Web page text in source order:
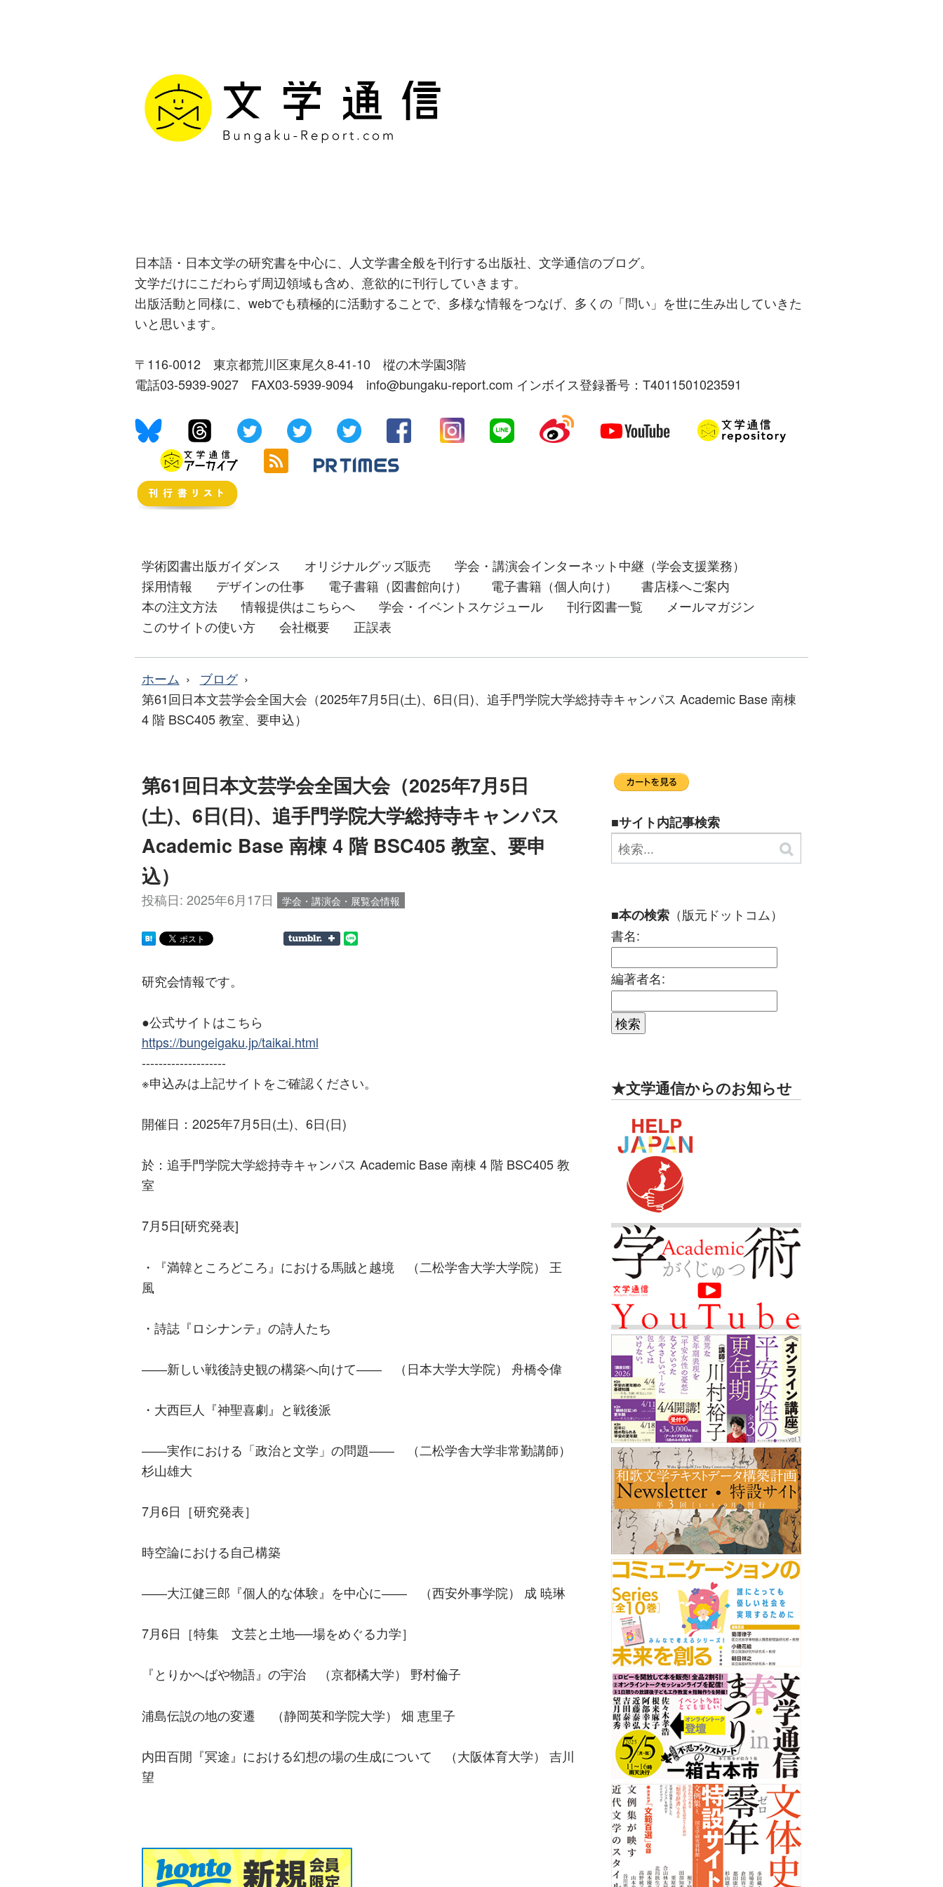
日本語・日本文学の研究書を中心に、人文学書全般を刊行する出版社、文学通信のブログ。
文学だけにこだわらず周辺領域も含め、意欲的に刊行していきます。
出版活動と同様に、webでも積極的に活動することで、多様な情報をつなげ、多くの「問い」を世に生み出していきた
いと思います。
〒116-0012 東京都荒川区東尾久8-41-10 樅の木学園3階
電話03-5939-9027 FAX03-5939-9094 info@bungaku-report.com インボイス登録番号：T4011501023591
学術図書出版ガイダンス オリジナルグッズ販売
学会・講演会インターネット中継（学会支援業務）
採用情報
デザインの仕事 電子書籍（図書館向け） 電子書籍（個人向け）
書店様へご案内
本の注文方法
情報提供はこちらへ 学会・イベントスケジュール 刊行図書一覧
メールマガジン
このサイトの使い方
会社概要 正誤表
ホーム
ブログ
第61回日本文芸学会全国大会（2025年7月5日(土)、6日(日)、追手門学院大学総持寺キャンパス Academic Base 南棟
4 階 BSC405 教室、要申込）
第61回日本文芸学会全国大会（2025年7月5日
(土)、6日(日)、追手門学院大学総持寺キャンパス
Academic Base 南棟 4 階 BSC405 教室、要申
込）
投稿日: 2025年6月17日 学会・講演会・展覧会情報
研究会情報です。
●公式サイトはこちら
https://bungeigaku.jp/taikai.html
--------------------
※申込みは上記サイトをご確認ください。
開催日：2025年7月5日(土)、6日(日)
於：追手門学院大学総持寺キャンパス Academic Base 南棟 4 階 BSC405 教
室
7月5日[研究発表]
・『満韓ところどころ』における馬賊と越境 （二松学舎大学大学院） 王
風
・詩誌『ロシナンテ』の詩人たち
――新しい戦後詩史観の構築へ向けて―― （日本大学大学院） 舟橋令偉
・大西巨人『神聖喜劇』と戦後派
――実作における「政治と文学」の問題―― （二松学舎大学非常勤講師）
杉山雄大
7月6日［研究発表］
時空論における自己構築
――大江健三郎『個人的な体験』を中心に―― （西安外事学院） 成 暁琳
7月6日［特集 文芸と土地──場をめぐる力学］
『とりかへばや物語』の宇治 （京都橘大学） 野村倫子
浦島伝説の地の変遷 （静岡英和学院大学） 畑 恵里子
内田百閒『冥途』における幻想の場の生成について （大阪体育大学） 吉川
望
■サイト内記事検索
■本の検索（版元ドットコム）
書名:
編著者名:
★文学通信からのお知らせ